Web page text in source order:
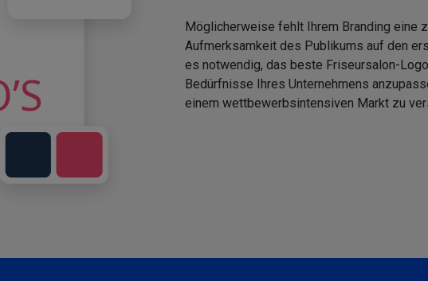
Möglicherweise fehlt Ihrem Branding eine
Aufmerksamkeit des Publikums auf den
es notwendig, das beste Friseursalon-
Bedürfnisse Ihres Unternehmens
einem wettbewerbsintensiven Markt zu